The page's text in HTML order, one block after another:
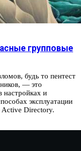
групповые
будь то пентест
— это
и
эксплуатации
Active Directory.